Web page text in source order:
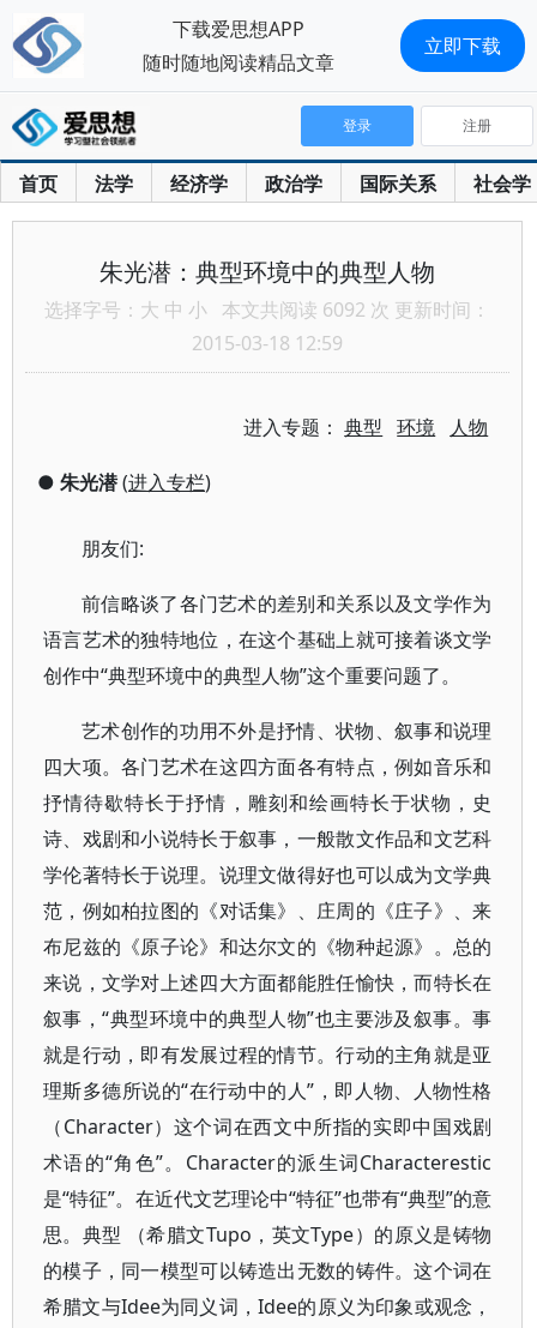
首页 法学 经济学 政治学 国际关系 社会学
登录 注册
朱光潜：典型环境中的典型人物
选择字号： 大 中 小 本文共阅读 6092 次 更新时间：
2015-03-18 12:59
进入专题：典型 环境 人物
● 朱光潜(进入专栏)
朋友们:
前信略谈了各门艺术的差别和关系以及文学作为
语言艺术的独特地位，在这个基础上就可接着谈文学
创作中“典型环境中的典型人物”这个重要问题了。
艺术创作的功用不外是抒情、状物、叙事和说理
四大项。各门艺术在这四方面各有特点，例如音乐和
抒情待歇特长于抒情，雕刻和绘画特长于状物，史
诗、戏剧和小说特长于叙事，一般散文作品和文艺科
学伦著特长于说理。说理文做得好也可以成为文学典
范，例如柏拉图的《对话集》、庄周的《庄子》、来
布尼兹的《原子论》和达尔文的《物种起源》。总的
来说，文学对上述四大方面都能胜任愉快，而特长在
叙事，“典型环境中的典型人物”也主要涉及叙事。事
就是行动，即有发展过程的情节。行动的主角就是亚
理斯多德所说的“在行动中的人”，即人物、人物性格
（Character）这个词在西文中所指的实即中国戏剧
术语的“角色”。Character的派生词Characterestic
是“特征”。在近代文艺理论中“特征”也带有“典型”的意
思。典型 （希腊文Tupo，英文Type）的原义是铸物
的模子，同一模型可以铸造出无数的铸件。这个词在
希腊文与Idee为同义词，Idee的原义为印象或观念，
下载爱思想APP
随时随地阅读精品文章
立即下载